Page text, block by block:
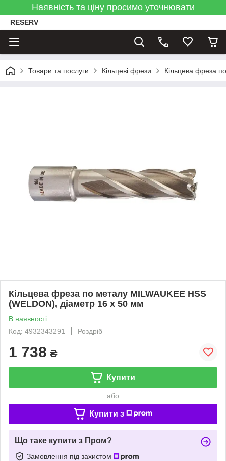
Наявність та ціну просимо уточнювати
RESERV
Товари та послуги Кільцеві фрези Кільцева фреза
Кільцева фреза по металу MILWAUKEE HSS
(WELDON), діаметр 16 x 50 мм
В наявності
Код: 4932343291
Роздріб
1 738 ₴
Купити
або
Купити з
Що таке купити з Пром?
Замовлення під захистом